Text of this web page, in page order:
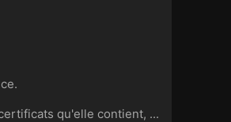
qu'elle contient, ...